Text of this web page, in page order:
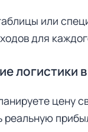
или
для
логистики
цену
реальную